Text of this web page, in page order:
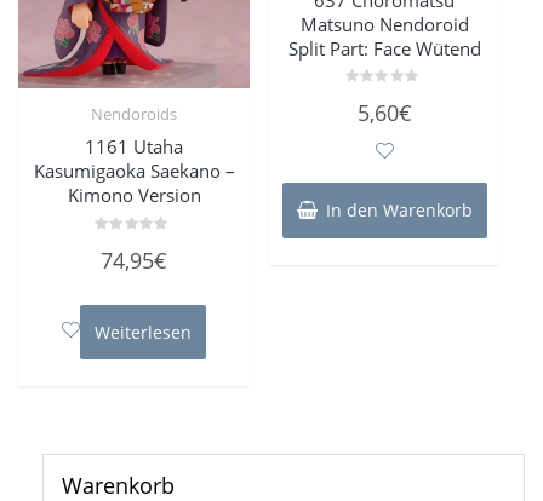
Nendoroids
1161 Utaha
Kasumigaoka Saekano –
Kimono Version
mit
5
74,95€
Weiterlesen
Matsuno Nendoroid
Split Part: Face Wütend
mit5,60€
In den Warenkorb
Warenkorb